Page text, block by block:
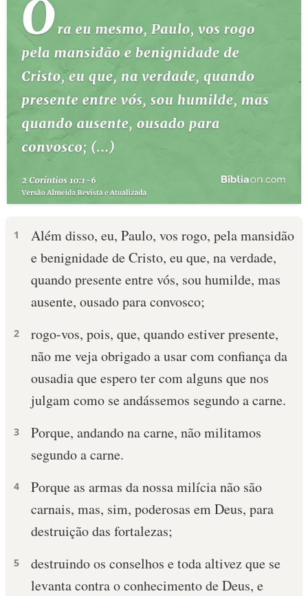
1
Além disso, eu, Paulo, vos rogo, pela mansidão
e benignidade de Cristo, eu que, na verdade,
quando presente entre vós, sou humilde, mas
ausente, ousado para convosco;
2
rogo-vos, pois, que, quando estiver presente,
não me veja obrigado a usar com confiança da
ousadia que espero ter com alguns que nos
julgam como se andássemos segundo a carne.
3
Porque, andando na carne, não militamos
segundo a carne.
4
Porque as armas da nossa milícia não são
carnais, mas, sim, poderosas em Deus, para
destruição das fortalezas;
5
destruindo os conselhos e toda altivez que se
levanta contra o conhecimento de Deus, e